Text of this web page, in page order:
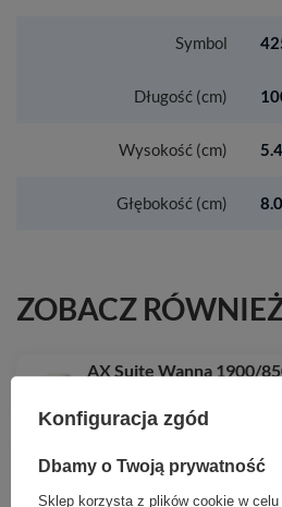
Symbol
Długość (cm)
Wysokość (cm) 5.4
Głębokość (cm) 8.0
ZOBACZ
AX Suite Wanna 1900/
z przyciskiem
miską wiszącą WC
Konfiguracja zgód
Dbamy o Twoją prywatność
Sklep korzysta z plików cookie w celu